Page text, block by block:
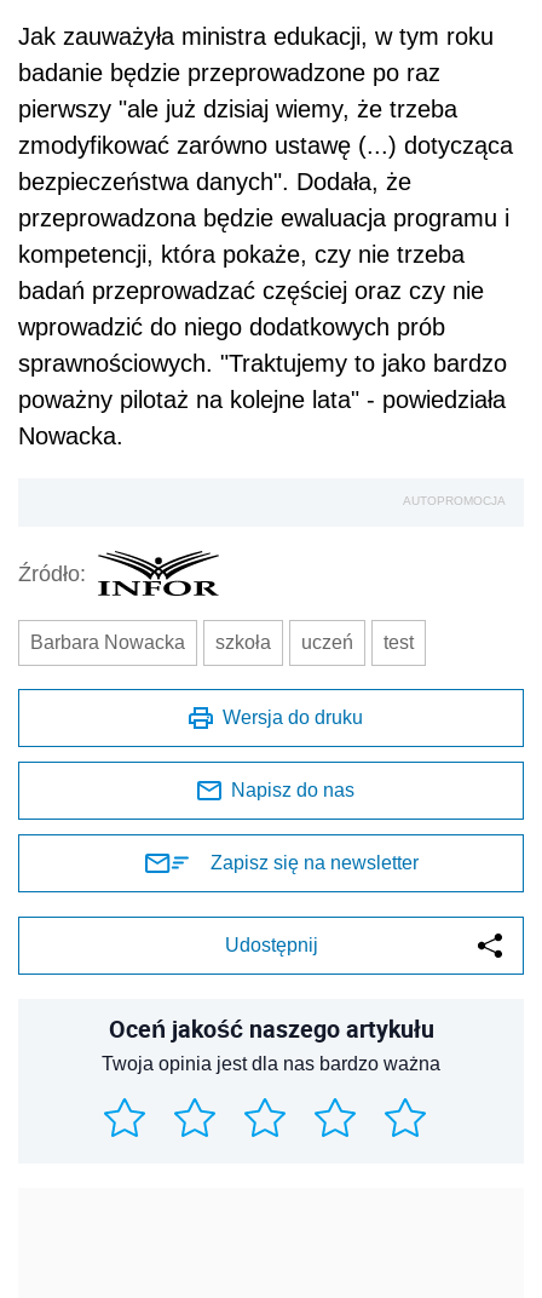
Jak zauważyła ministra edukacji, w tym roku
badanie będzie przeprowadzone po raz
pierwszy "ale już dzisiaj wiemy, że trzeba
zmodyfikować zarówno ustawę (...) dotycząca
bezpieczeństwa danych". Dodała, że
przeprowadzona będzie ewaluacja programu i
kompetencji, która pokaże, czy nie trzeba
badań przeprowadzać częściej oraz czy nie
wprowadzić do niego dodatkowych prób
sprawnościowych. "Traktujemy to jako bardzo
poważny pilotaż na kolejne lata" - powiedziała
Nowacka.
AUTOPROMOCJA
Źródło:
Barbara Nowacka szkoła uczeń test
Wersja do druku
Napisz do nas
Zapisz się na newsletter
Udostępnij
Oceń jakość naszego artykułu
Twoja opinia jest dla nas bardzo ważna